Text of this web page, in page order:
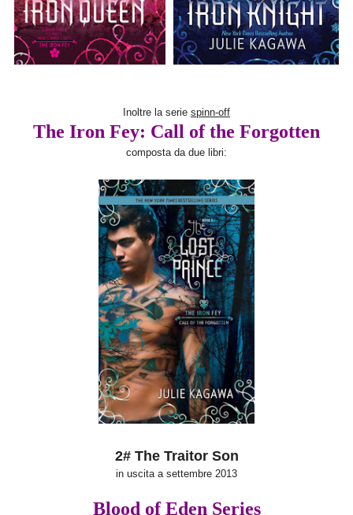
Inoltre la serie spinn-off
The Iron Fey: Call of the Forgotten
composta da due libri:
2# The Traitor Son
in uscita a settembre 2013
Blood of Eden Series